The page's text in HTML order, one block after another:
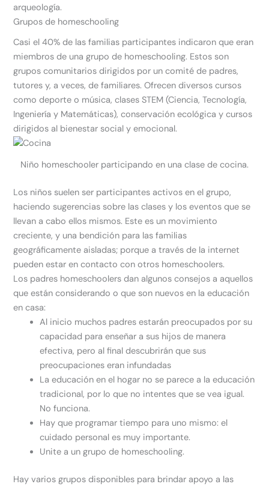
arqueología.
Grupos de homeschooling
Casi el 40% de las familias participantes indicaron que eran
miembros de una grupo de homeschooling. Estos son
grupos comunitarios dirigidos por un comité de padres,
tutores y, a veces, de familiares. Ofrecen diversos cursos
como deporte o música, clases STEM (Ciencia, Tecnología,
Ingeniería y Matemáticas), conservación ecológica y cursos
dirigidos al bienestar social y emocional.
Niño homeschooler participando en una clase de cocina.
Los niños suelen ser participantes activos en el grupo,
haciendo sugerencias sobre las clases y los eventos que se
llevan a cabo ellos mismos. Este es un movimiento
creciente, y una bendición para las familias
geográficamente aisladas; porque a través de la internet
pueden estar en contacto con otros homeschoolers.
Los padres homeschoolers dan algunos consejos a aquellos
que están considerando o que son nuevos en la educación
en casa:
Al inicio muchos padres estarán preocupados por su
capacidad para enseñar a sus hijos de manera
efectiva, pero al final descubrirán que sus
preocupaciones eran infundadas
La educación en el hogar no se parece a la educación
tradicional, por lo que no intentes que se vea igual.
No funciona.
Hay que programar tiempo para uno mismo: el
cuidado personal es muy importante.
Unite a un grupo de homeschooling.
Hay varios grupos disponibles para brindar apoyo a las